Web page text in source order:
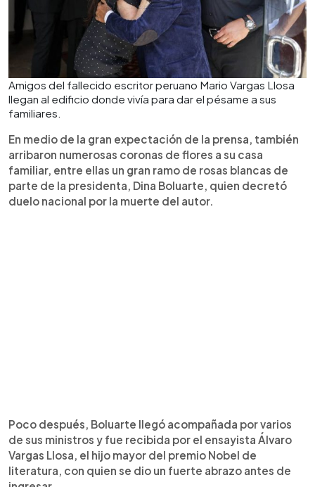
Amigos del fallecido escritor peruano Mario Vargas Llosa
llegan al edificio donde vivía para dar el pésame a sus
familiares.
En medio de la gran expectación de la prensa, también
arribaron numerosas coronas de flores a su casa
familiar, entre ellas un gran ramo de rosas blancas de
parte de la presidenta, Dina Boluarte, quien decretó
duelo nacional por la muerte del autor.
Poco después, Boluarte llegó acompañada por varios
de sus ministros y fue recibida por el ensayista Álvaro
Vargas Llosa, el hijo mayor del premio Nobel de
literatura, con quien se dio un fuerte abrazo antes de